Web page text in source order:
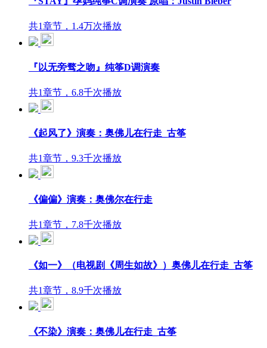
共1章节，1.4万次播放
『以无旁骛之吻』纯筝D调演奏
共1章节，6.8千次播放
《起风了》演奏：奥佛儿在行走_古筝
共1章节，9.3千次播放
《偏偏》演奏：奥佛尔在行走
共1章节，7.8千次播放
《如一》（电视剧《周生如故》）奥佛儿在行走_古筝
共1章节，8.9千次播放
《不染》演奏：奥佛儿在行走_古筝